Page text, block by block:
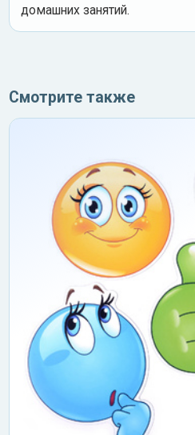
домашних занятий.
Смотрите также